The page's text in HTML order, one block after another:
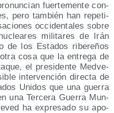
fuer­te­men­te con­
pero tam­bién han repe­ti­
occi­den­ta­les sobre
mili­ta­res de Irán
de los Esta­dos ribe­re­ños
cosa que la entre­ga de
el pre­si­den­te Med­ve­
inter­ven­ción direc­ta de
Uni­dos que una gue­rra
una Ter­ce­ra Gue­rra Mun­
ha expre­sa­do su apo­